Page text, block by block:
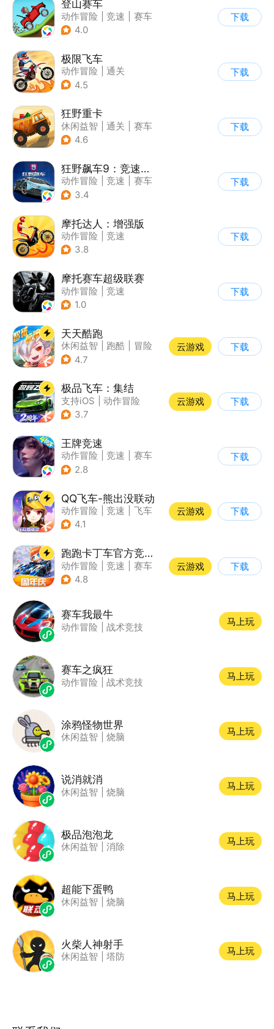
登山赛车
动作冒险 竞速
赛车
| 卡通
4.0
下载
极限飞车
动作冒险
通关
| 摩托车
4.5
下载
狂野重卡
休闲益智 通关
赛车
4.6
下载
狂野飙车9：竞速传奇
动作冒险 竞速
赛车
| 狂野飙车
3.4
下载
摩托达人：增强版
动作冒险
竞速
| 摩托车
3.8
下载
摩托赛车超级联赛
动作冒险
竞速
| 摩托车
1.0
下载
天天酷跑
休闲益智 跑酷
冒险
| 萌系
4.7
云游戏 下载
极品飞车：集结
支持iOS
动作冒险
| 竞速
3.7
云游戏 下载
王牌竞速
动作冒险 竞速
赛车
| 漂移
2.8
下载
QQ飞车-熊出没联动
动作冒险 竞速
飞车
| 漂移
4.1
云游戏 下载
跑跑卡丁车官方竞速版
动作冒险 竞速
赛车
| 跑跑卡丁车
4.8
云游戏 下载
赛车我最牛
动作冒险 战术竞技
马上玩
赛车之疯狂
动作冒险 战术竞技
马上玩
涂鸦怪物世界
休闲益智 烧脑
马上玩
说消就消
休闲益智 烧脑
马上玩
极品泡泡龙
休闲益智 消除
马上玩
超能下蛋鸭
休闲益智 烧脑
马上玩
火柴人神射手
休闲益智 塔防
马上玩